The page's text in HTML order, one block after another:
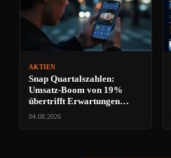
AKTIEN
Snap Quartalszahlen:
Umsatz-Boom von 19%
übertrifft Erwartungen
deutlich
04.08.2026